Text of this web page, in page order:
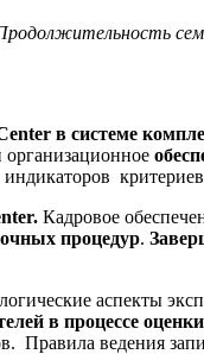
в системе
Кадровое
процедур.
аспекты
в процессе
Правила ведения